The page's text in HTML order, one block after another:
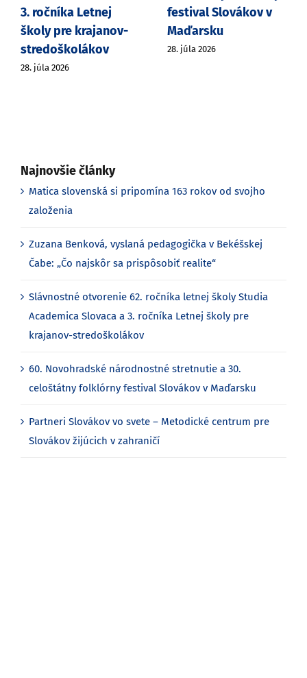
3. ročníka Letnej
školy pre krajanov-
stredoškolákov
28. júla 2026
festival Slovákov v
Maďarsku
28. júla 2026
Najnovšie články
Matica slovenská si pripomína 163 rokov od svojho
založenia
Zuzana Benková, vyslaná pedagogička v Bekéšskej
Čabe: „Čo najskôr sa prispôsobiť realite“
Slávnostné otvorenie 62. ročníka letnej školy Studia
Academica Slovaca a 3. ročníka Letnej školy pre
krajanov-stredoškolákov
60. Novohradské národnostné stretnutie a 30.
celoštátny folklórny festival Slovákov v Maďarsku
Partneri Slovákov vo svete – Metodické centrum pre
Slovákov žijúcich v zahraničí